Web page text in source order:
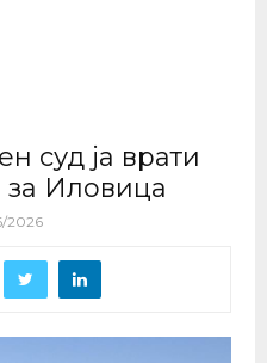
суд ја врати
за Иловица
2026